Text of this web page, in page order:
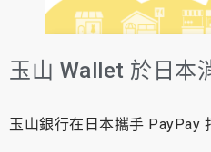
玉山 Wallet 於日本
玉山銀行在日本攜手 PayPay